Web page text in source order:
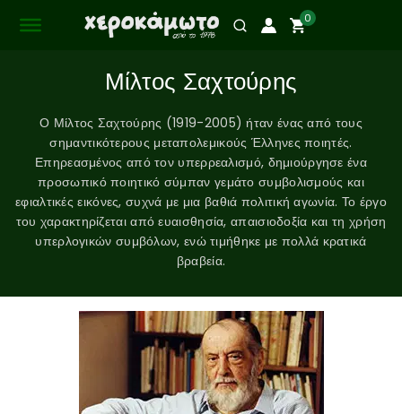
0
Μίλτος Σαχτούρης
Ο Μίλτος Σαχτούρης (1919-2005) ήταν ένας από τους
σημαντικότερους μεταπολεμικούς Έλληνες ποιητές.
Επηρεασμένος από τον υπερρεαλισμό, δημιούργησε ένα
προσωπικό ποιητικό σύμπαν γεμάτο συμβολισμούς και
εφιαλτικές εικόνες, συχνά με μια βαθιά πολιτική αγωνία. Το έργο
του χαρακτηρίζεται από ευαισθησία, απαισιοδοξία και τη χρήση
υπερλογικών συμβόλων, ενώ τιμήθηκε με πολλά κρατικά
βραβεία.